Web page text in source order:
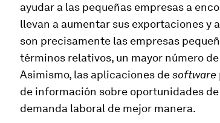
ayudar a las pequeñas empresas a
llevan a aumentar sus exportaciones y
son precisamente las empresas
términos relativos, un mayor número
Asimismo, las aplicaciones desoftware
de información sobre oportunidades
demanda laboral de mejor manera.